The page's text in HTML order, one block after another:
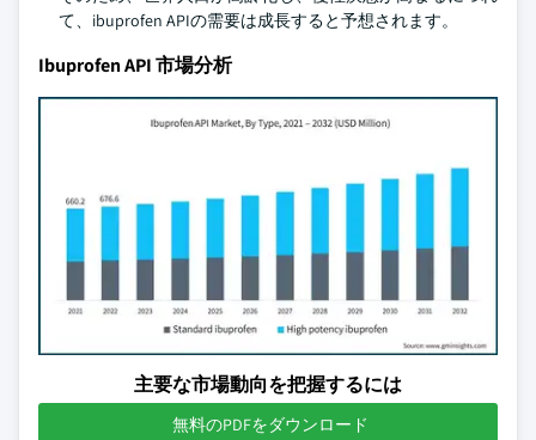
て、ibuprofen APIの需要は成長すると予想されます。
Ibuprofen API 市場分析
主要な市場動向を把握するには
無料のPDFをダウンロード